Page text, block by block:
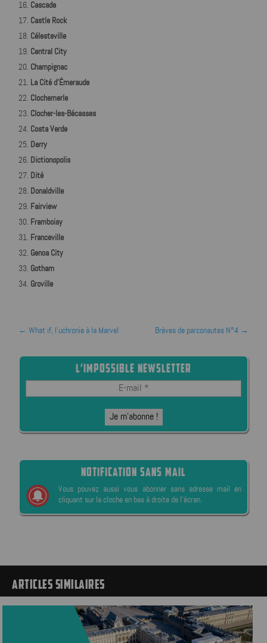
Cascade
Castle Rock
Célesteville
Central City
Champignac
La Cité d'Émeraude
Clochemerle
Clocher-les-Bécasses
Costa Verde
Derry
Dictionopolis
Dité
Donaldville
Fairview
Framboisy
Franceville
Genoa City
Gotham
Groville
←What if, l'uchronie à la Marvel Brèves de parconautes N°4 →
L’IMPOSSIBLE NEWSLETTER
NOTIFICATION SANS MAIL
Vous pouvez aussi vous abonner sans adresse mail en
cliquant sur la cloche en bas à droite de l’écran.
ARTICLES SIMILAIRES